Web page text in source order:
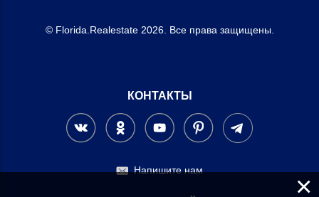
© Florida.Realestate 2026. Все права защищены.
КОНТАКТЫ
Напишите нам
×